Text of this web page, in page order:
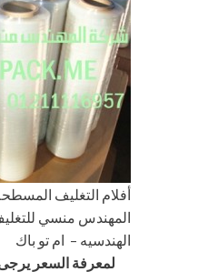
أفلام التغليف
المهندس منسي
الهندسيه – ام تو باك
لمعرفة السعر